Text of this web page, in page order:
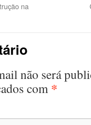
na
não será
com *